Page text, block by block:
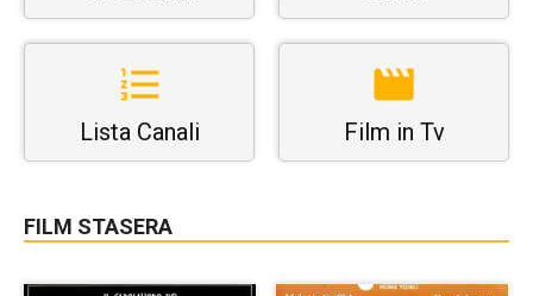
Lista Canali Film in Tv
FILM STASERA